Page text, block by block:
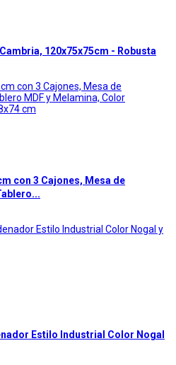
120x75x75cm - Robusta
con 3 Cajones, Mesa de
Estilo Industrial Color Nogal